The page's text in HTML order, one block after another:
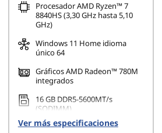
Procesador AMD Ryzen™ 7
8840HS (3,30 GHz hasta 5,10
GHz)
Windows 11 Home idioma
único 64
Gráficos AMD Radeon™ 780M
integrados
16 GB DDR5-5600MT/s
(SODIMM)
512 GB SSD M.2 2242 PCIe
Ver más especificaciones